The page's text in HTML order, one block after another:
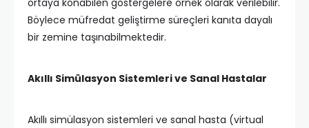
ortaya konabilen göstergelere örnek olarak verilebilir.
Böylece müfredat geliştirme süreçleri kanıta dayalı
bir zemine taşınabilmektedir.
Akıllı Simülasyon Sistemleri ve Sanal Hastalar
Akıllı simülasyon sistemleri ve sanal hasta (virtual